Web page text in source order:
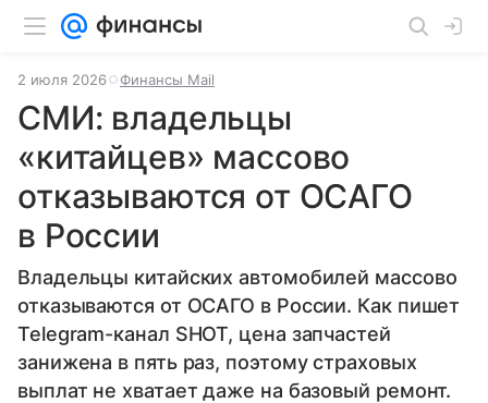
2 июля 2026 Финансы Mail
СМИ: владельцы
«китайцев» массово
отказываются от ОСАГО
в России
Владельцы китайских автомобилей массово
отказываются от ОСАГО в России. Как пишет
Telegram-канал SHOT, цена запчастей
занижена в пять раз, поэтому страховых
выплат не хватает даже на базовый ремонт.